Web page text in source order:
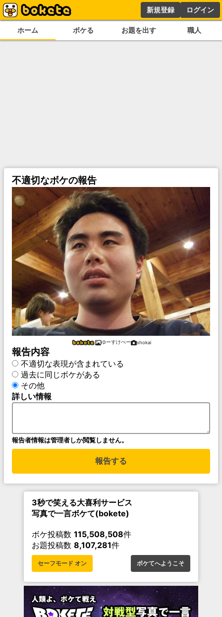
新規登録 ログイン
ホーム ボケる お題を出す 職人
不適切なボケの報告
ゆーすけべー shokai
報告内容
不適切な表現が含まれている
過去に同じボケがある
その他
詳しい情報
報告者情報は管理者しか閲覧しません。
報告する
3秒で笑える大喜利サービス
写真で一言ボケて(bokete)
ボケ投稿数 115,508,508件
お題投稿数 8,107,281件
セーフモード オン ボケてへようこそ